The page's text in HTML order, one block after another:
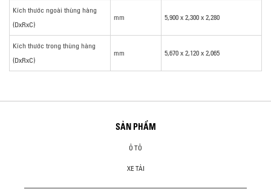
Kích thước ngoài thùng hàng
(DxRxC)
mm 5,900 x 2,300 x 2,280
Kích thước trong thùng hàng
(DxRxC)
mm 5,670 x 2,120 x 2,065
SẢN PHẨM
Ô TÔ
XE TẢI